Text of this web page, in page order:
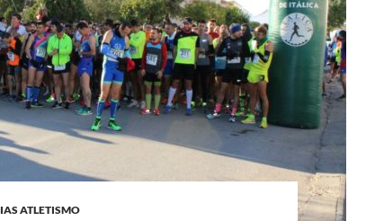
ATLETISMO